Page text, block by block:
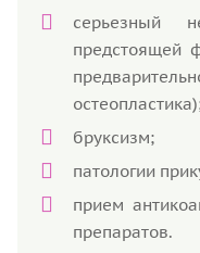
серьезный
предстоящей
бруксизм;
патологии
прием
препаратов.